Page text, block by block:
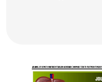
Караганды.
исследования
между низким
обладает большим